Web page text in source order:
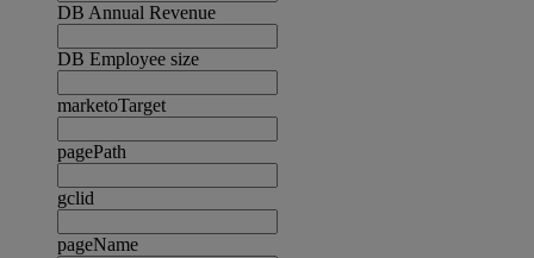
DB Annual Revenue
DB Employee size
marketoTarget
pagePath
gclid
pageName